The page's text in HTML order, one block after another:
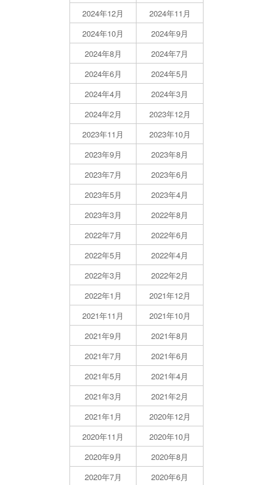
2024年12月
2024年11月
2024年10月
2024年9月
2024年8月
2024年7月
2024年6月
2024年5月
2024年4月
2024年3月
2024年2月
2023年12月
2023年11月
2023年10月
2023年9月
2023年8月
2023年7月
2023年6月
2023年5月
2023年4月
2023年3月
2022年8月
2022年7月
2022年6月
2022年5月
2022年4月
2022年3月
2022年2月
2022年1月
2021年12月
2021年11月
2021年10月
2021年9月
2021年8月
2021年7月
2021年6月
2021年5月
2021年4月
2021年3月
2021年2月
2021年1月
2020年12月
2020年11月
2020年10月
2020年9月
2020年8月
2020年7月
2020年6月